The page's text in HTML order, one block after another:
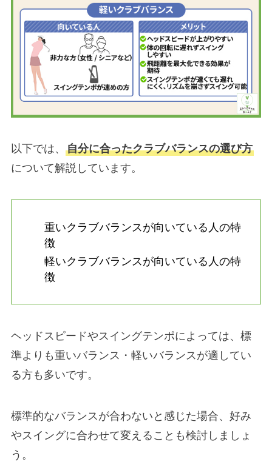
以下では、 自分に合ったクラブバランスの選び方
について解説しています。
重いクラブバランスが向いている人の特
徴
軽いクラブバランスが向いている人の特
徴
ヘッドスピードやスイングテンポによっては、標
準よりも重いバランス・軽いバランスが適してい
る方も多いです。
標準的なバランスが合わないと感じた場合、好み
やスイングに合わせて変えることも検討しましょ
う。